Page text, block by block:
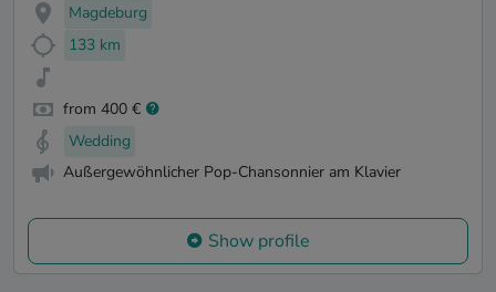
Magdeburg
133 km
from 400 €
Wedding
Außergewöhnlicher Pop-Chansonnier am Klavier
Show profile